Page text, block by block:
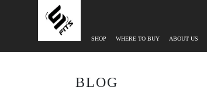
SHOP WHERE TO BUY ABOUT US
BLOG